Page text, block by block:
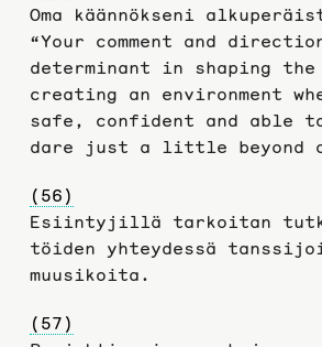
Oma käännökseni
“Your comment and
determinant in shaping
creating an environment
safe, confident and able
dare just a little beyond
(56)
Esiintyjillä tarkoitan
töiden yhteydessä
muusikoita.
(57)